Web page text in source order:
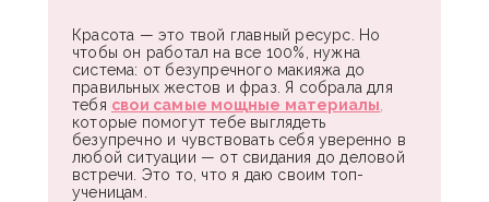
Красота — это твой главный ресурс. Но
чтобы он работал на все 100%, нужна
система: от безупречного макияжа до
правильных жестов и фраз. Я собрала для
тебя свои самые мощные материалы
которые помогут тебе выглядеть
безупречно и чувствовать себя уверенно в
любой ситуации — от свидания до деловой
встречи. Это то, что я даю своим топ-
ученицам.